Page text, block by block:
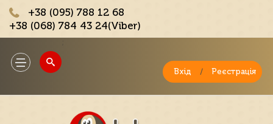
+38 (095) 788 12 68
+38 (068) 784 43 24(Viber)
Toggle
navigation
Вхід / Реєстрація